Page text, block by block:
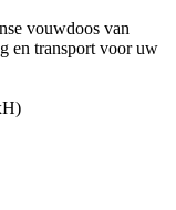
vouwdoos van
en transport voor uw